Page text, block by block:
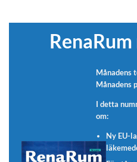
Månadens
Månadens
I detta
om:
Ny EU-